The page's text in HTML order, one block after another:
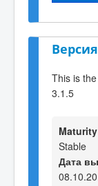
This is
3.1.5
Maturity
Stable
Дата